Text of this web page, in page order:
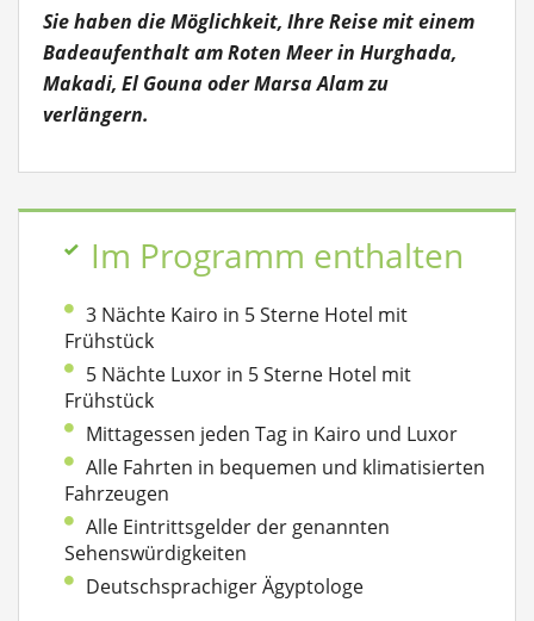
Sie haben die Möglichkeit, Ihre Reise mit einem
Badeaufenthalt am Roten Meer in Hurghada,
Makadi, El Gouna oder Marsa Alam zu
verlängern.
Im Programm enthalten
3 Nächte Kairo in 5 Sterne Hotel mit
Frühstück
5 Nächte Luxor in 5 Sterne Hotel mit
Frühstück
Mittagessen jeden Tag in Kairo und Luxor
Alle Fahrten in bequemen und klimatisierten
Fahrzeugen
Alle Eintrittsgelder der genannten
Sehenswürdigkeiten
Deutschsprachiger Ägyptologe